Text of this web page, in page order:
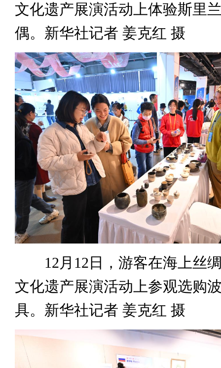
文化遗产展演活动上体验斯里
偶。新华社记者 姜克红 摄
12月12日，游客在海上丝
文化遗产展演活动上参观选购
具。新华社记者 姜克红 摄